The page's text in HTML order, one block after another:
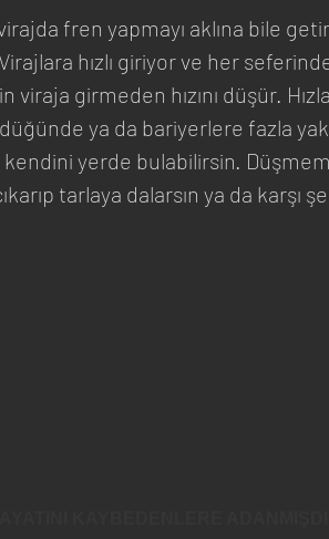
fren yapmayı aklına bile
hızlı giriyor ve her
girmeden hızını düşür.
ya da bariyerlere fazla
yerde bulabilirsin.
tarlaya dalarsın ya da karşı